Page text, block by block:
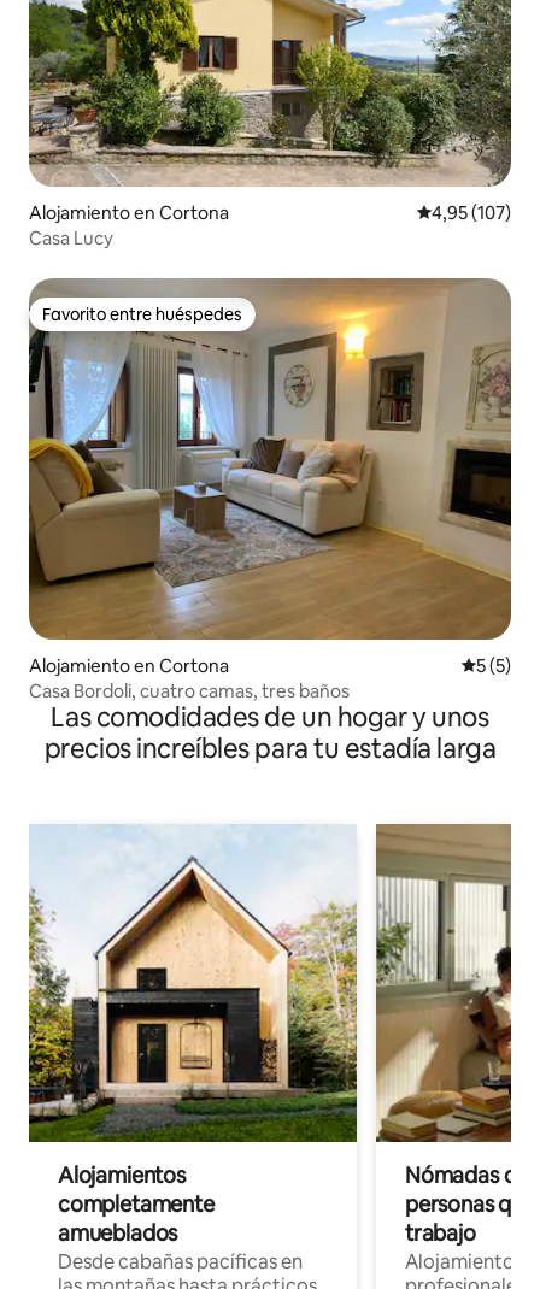
Alojamiento en Cortona Calificación
4,95 (107)
Casa Lucy
Favorito entre huéspedes
Favorito entre huéspedes
Alojamiento en Cortona
5 (5)
Casa Bordoli, cuatro camas, tres baños
Las comodidades de un hogar y unos
precios increíbles para tu estadía larga
Alojamientos
completamente
amueblados
Desde cabañas pacíficas en
Nómadas
personas
trabajo
Alojamientos